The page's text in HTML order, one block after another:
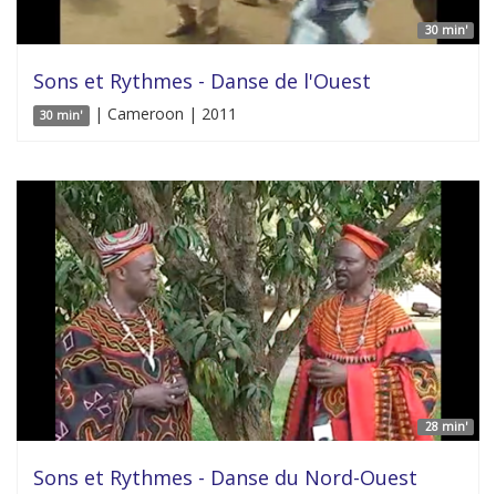
30 min'
Sons et Rythmes - Danse de l'Ouest
30 min' | Cameroon | 2011
28 min'
Sons et Rythmes - Danse du Nord-Ouest